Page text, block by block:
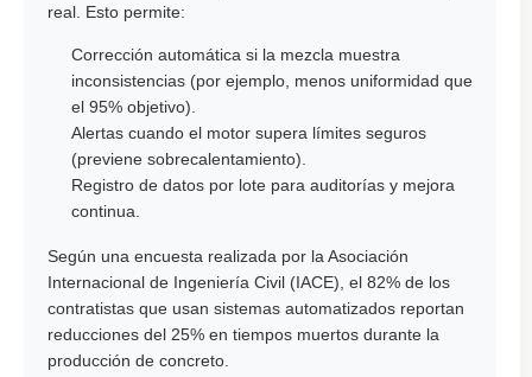
real. Esto permite:
Corrección automática si la mezcla muestra
inconsistencias (por ejemplo, menos uniformidad que
el 95% objetivo).
Alertas cuando el motor supera límites seguros
(previene sobrecalentamiento).
Registro de datos por lote para auditorías y mejora
continua.
Según una encuesta realizada por la Asociación
Internacional de Ingeniería Civil (IACE), el 82% de los
contratistas que usan sistemas automatizados reportan
reducciones del 25% en tiempos muertos durante la
producción de concreto.